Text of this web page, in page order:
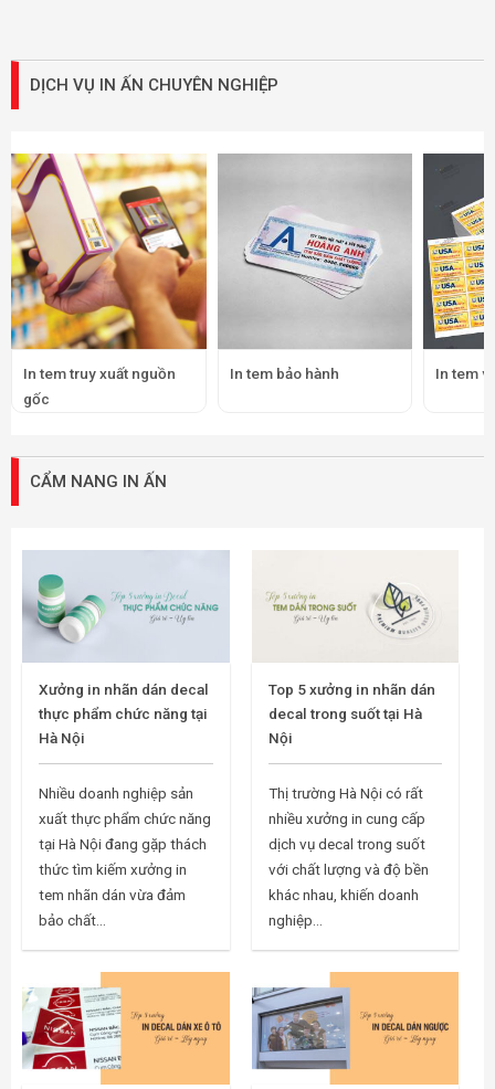
DỊCH VỤ IN ẤN CHUYÊN NGHIỆP
In tem truy xuất nguồn
gốc
In tem bảo hành In tem
CẨM NANG IN ẤN
Xưởng in nhãn dán decal
thực phẩm chức năng tại
Hà Nội
Nhiều doanh nghiệp sản
xuất thực phẩm chức năng
tại Hà Nội đang gặp thách
thức tìm kiếm xưởng in
tem nhãn dán vừa đảm
bảo chất...
Top 5 xưởng in nhãn dán
decal trong suốt tại Hà
Nội
Thị trường Hà Nội có rất
nhiều xưởng in cung cấp
dịch vụ decal trong suốt
với chất lượng và độ bền
khác nhau, khiến doanh
nghiệp...